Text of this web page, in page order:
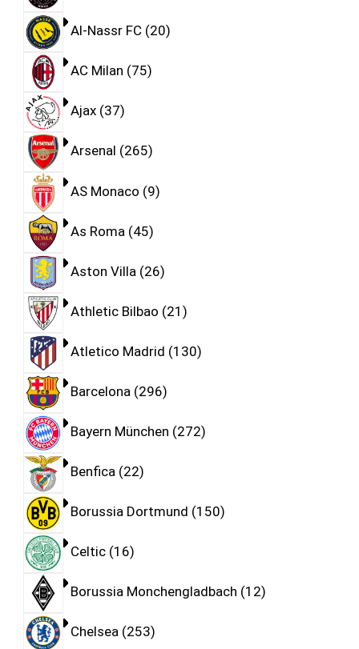
Al-Nassr FC 20
AC Milan 75
Ajax 37
Arsenal 265
AS Monaco 9
As Roma 45
Aston Villa 26
Athletic Bilbao 21
Atletico Madrid 130
Barcelona 296
Bayern München 272
Benfica 22
Borussia Dortmund 150
Celtic 16
Borussia Monchengladbach 12
Chelsea 253